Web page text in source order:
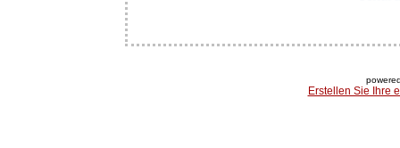
Erstellen Sie Ihre